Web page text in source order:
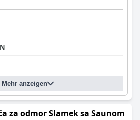
Mehr anzeigen
za odmor Slamek sa Saunom